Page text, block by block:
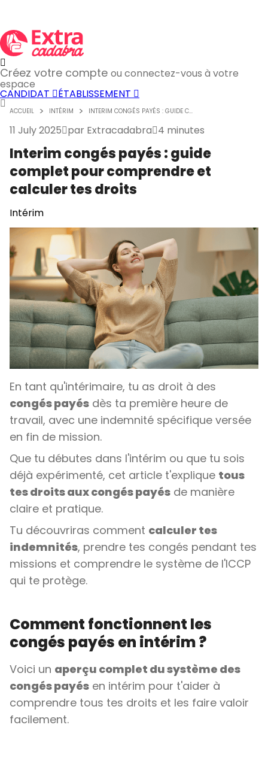
Créez votre compte ou connectez-vous à votre
espace
CANDIDAT ÉTABLISSEMENT
ACCUEIL INTÉRIM INTERIM CONGÉS PAYÉS : GUIDE C...
11 July 2025 par Extracadabra 4 minutes
Interim congés payés : guide
complet pour comprendre et
calculer tes droits
Intérim
En tant qu'intérimaire, tu as droit à des
congés payés dès ta première heure de
travail, avec une indemnité spécifique versée
en fin de mission.
Que tu débutes dans l'intérim ou que tu sois
déjà expérimenté, cet article t'explique tous
tes droits aux congés payés de manière
claire et pratique.
Tu découvriras comment calculer tes
indemnités, prendre tes congés pendant tes
missions et comprendre le système de l'ICCP
qui te protège.
Comment fonctionnent les
congés payés en intérim ?
Voici un aperçu complet du système des
congés payés en intérim pour t'aider à
comprendre tous tes droits et les faire valoir
facilement.